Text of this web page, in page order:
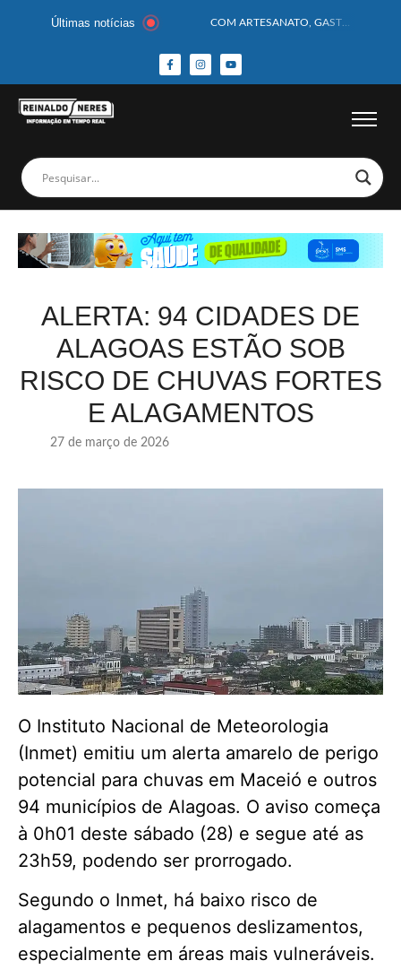
Últimas notícias
HOMEM CAI DE CACHOEIRA DE 40 METROS AO TENTAR FAZER FOTO
CORPOS DAS SEIS VÍTIMAS DE ACIDENTE COM LANCHA SÃO VELADOS; SAIBA COMO FOI
ALERTA: 94 CIDADES DE
ALAGOAS ESTÃO SOB
RISCO DE CHUVAS FORTES
E ALAGAMENTOS
27 de março de 2026
O Instituto Nacional de Meteorologia
(Inmet) emitiu um alerta amarelo de perigo
potencial para chuvas em Maceió e outros
94 municípios de Alagoas. O aviso começa
à 0h01 deste sábado (28) e segue até as
23h59, podendo ser prorrogado.
Segundo o Inmet, há baixo risco de
alagamentos e pequenos deslizamentos,
especialmente em áreas mais vulneráveis.